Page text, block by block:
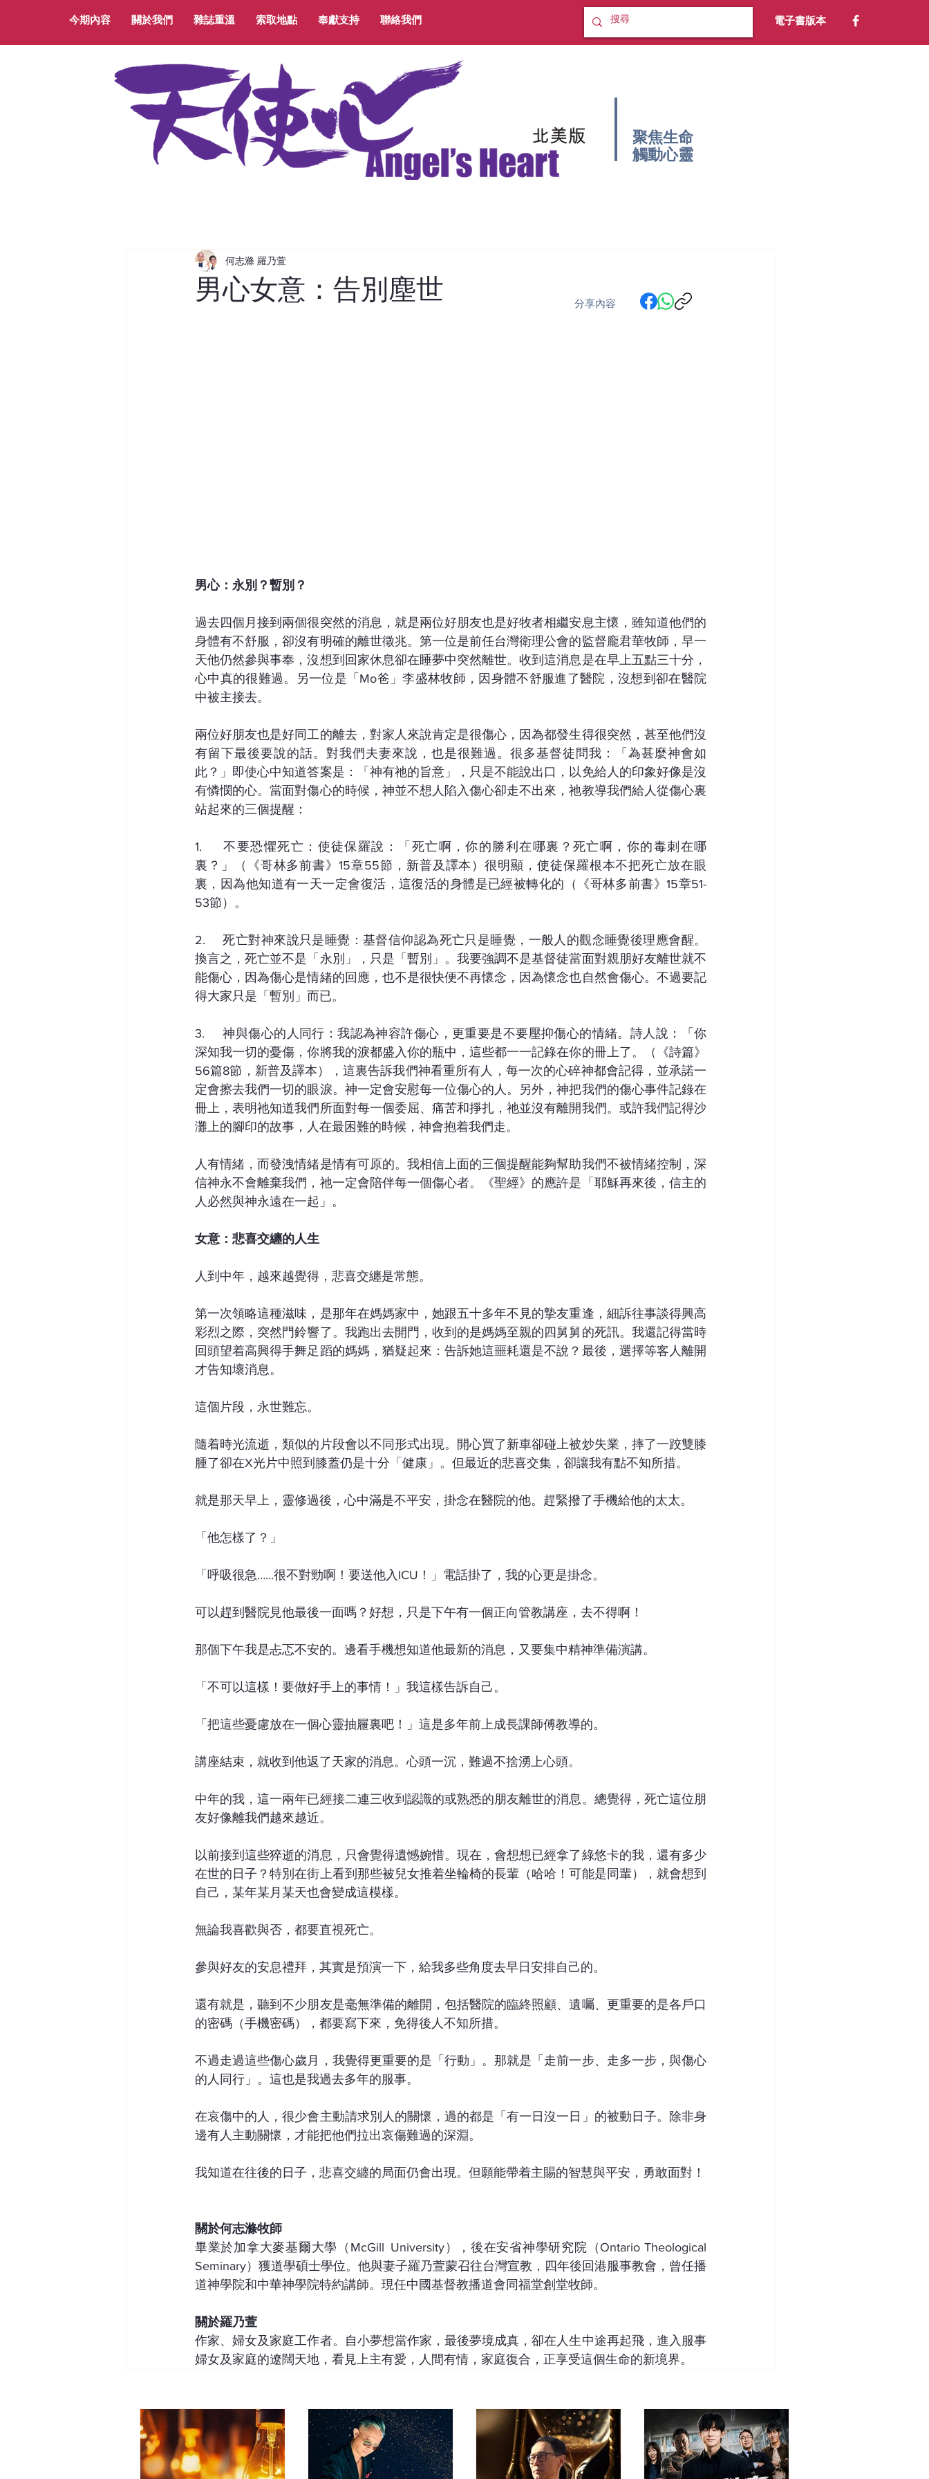
今期內容 關於我們 雜誌重溫 索取地點 奉獻支持 聯絡我們 電子書版本
聚焦生命
​觸動心靈
男心女意：告別塵世
何志滌 羅乃萱
男心：永別？暫別？
過去四個月接到兩個很突然的消息，就是兩位好朋友也是好牧者相繼安息主懷，雖知道他們的
身體有不舒服，卻沒有明確的離世徵兆。第一位是前任台灣衛理公會的監督龐君華牧師，早一
天他仍然參與事奉，沒想到回家休息卻在睡夢中突然離世。收到這消息是在早上五點三十分，
心中真的很難過。另一位是「Mo爸」李盛林牧師，因身體不舒服進了醫院，沒想到卻在醫院
中被主接去。
兩位好朋友也是好同工的離去，對家人來說肯定是很傷心，因為都發生得很突然，甚至他們沒
有留下最後要說的話。對我們夫妻來說，也是很難過。很多基督徒問我：「為甚麼神會如
此？」即使心中知道答案是：「神有祂的旨意」，只是不能說出口，以免給人的印象好像是沒
有憐憫的心。當面對傷心的時候，神並不想人陷入傷心卻走不出來，祂教導我們給人從傷心裏
站起來的三個提醒：
1.	不要恐懼死亡：使徒保羅說：「死亡啊，你的勝利在哪裏？死亡啊，你的毒刺在哪
裏？」（《哥林多前書》15章55節，新普及譯本）很明顯，使徒保羅根本不把死亡放在眼
裏，因為他知道有一天一定會復活，這復活的身體是已經被轉化的（《哥林多前書》15章51-
53節）。
2.	死亡對神來說只是睡覺：基督信仰認為死亡只是睡覺，一般人的觀念睡覺後理應會醒。
換言之，死亡並不是「永別」，只是「暫別」。我要強調不是基督徒當面對親朋好友離世就不
能傷心，因為傷心是情緒的回應，也不是很快便不再懷念，因為懷念也自然會傷心。不過要記
得大家只是「暫別」而已。
3.	神與傷心的人同行：我認為神容許傷心，更重要是不要壓抑傷心的情緒。詩人說：「你
深知我一切的憂傷，你將我的淚都盛入你的瓶中，這些都一一記錄在你的冊上了。（《詩篇》
56篇8節，新普及譯本），這裏告訴我們神看重所有人，每一次的心碎神都會記得，並承諾一
定會擦去我們一切的眼淚。神一定會安慰每一位傷心的人。另外，神把我們的傷心事件記錄在
冊上，表明祂知道我們所面對每一個委屈、痛苦和掙扎，祂並沒有離開我們。或許我們記得沙
灘上的腳印的故事，人在最困難的時候，神會抱着我們走。
人有情緒，而發洩情緒是情有可原的。我相信上面的三個提醒能夠幫助我們不被情緒控制，深
信神永不會離棄我們，祂一定會陪伴每一個傷心者。《聖經》的應許是「耶穌再來後，信主的
人必然與神永遠在一起」。
女意：悲喜交纏的人生
人到中年，越來越覺得，悲喜交纏是常態。
第一次領略這種滋味，是那年在媽媽家中，她跟五十多年不見的摯友重逢，細訴往事談得興高
彩烈之際，突然門鈴響了。我跑出去開門，收到的是媽媽至親的四舅舅的死訊。我還記得當時
回頭望着高興得手舞足蹈的媽媽，猶疑起來：告訴她這噩耗還是不說？最後，選擇等客人離開
才告知壞消息。
這個片段，永世難忘。
隨着時光流逝，類似的片段會以不同形式出現。開心買了新車卻碰上被炒失業，摔了一跤雙膝
腫了卻在X光片中照到膝蓋仍是十分「健康」。但最近的悲喜交集，卻讓我有點不知所措。
就是那天早上，靈修過後，心中滿是不平安，掛念在醫院的他。趕緊撥了手機給他的太太。
「他怎樣了？」
「呼吸很急……很不對勁啊！要送他入ICU！」電話掛了，我的心更是掛念。
可以趕到醫院見他最後一面嗎？好想，只是下午有一個正向管教講座，去不得啊！
那個下午我是忐忑不安的。邊看手機想知道他最新的消息，又要集中精神準備演講。
「不可以這樣！要做好手上的事情！」我這樣告訴自己。
「把這些憂慮放在一個心靈抽屜裏吧！」這是多年前上成長課師傅教導的。
講座結束，就收到他返了天家的消息。心頭一沉，難過不捨湧上心頭。
中年的我，這一兩年已經接二連三收到認識的或熟悉的朋友離世的消息。總覺得，死亡這位朋
友好像離我們越來越近。
以前接到這些猝逝的消息，只會覺得遺憾婉惜。現在，會想想已經拿了綠悠卡的我，還有多少
在世的日子？特別在街上看到那些被兒女推着坐輪椅的長輩（哈哈！可能是同輩），就會想到
自己，某年某月某天也會變成這模樣。
無論我喜歡與否，都要直視死亡。
參與好友的安息禮拜，其實是預演一下，給我多些角度去早日安排自己的。
還有就是，聽到不少朋友是毫無準備的離開，包括醫院的臨終照顧、遺囑、更重要的是各戶口
的密碼（手機密碼），都要寫下來，免得後人不知所措。
不過走過這些傷心歲月，我覺得更重要的是「行動」。那就是「走前一步、走多一步，與傷心
的人同行」。這也是我過去多年的服事。
在哀傷中的人，很少會主動請求別人的關懷，過的都是「有一日沒一日」的被動日子。除非身
邊有人主動關懷，才能把他們拉出哀傷難過的深淵。
我知道在往後的日子，悲喜交纏的局面仍會出現。但願能帶着主賜的智慧與平安，勇敢面對！
關於何志滌牧師
畢業於加拿大麥基爾大學（McGill University），後在安省神學研究院（Ontario Theological
Seminary）獲道學碩士學位。他與妻子羅乃萱蒙召往台灣宣教，四年後回港服事教會，曾任播
道神學院和中華神學院特約講師。現任中國基督教播道會同福堂創堂牧師。
關於羅乃萱
作家、婦女及家庭工作者。自小夢想當作家，最後夢境成真，卻在人生中途再起飛，進入服事
婦女及家庭的遼闊天地，看見上主有愛，人間有情，家庭復合，正享受這個生命的新境界。
分享內容